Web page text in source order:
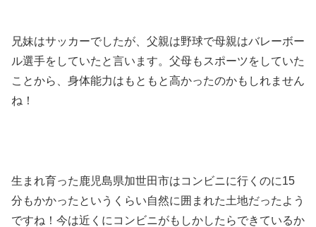
兄妹はサッカーでしたが、父親は野球で母親はバレーボー
ル選手をしていたと言います。父母もスポーツをしていた
ことから、身体能力はもともと高かったのかもしれません
ね！
生まれ育った鹿児島県加世田市はコンビニに行くのに15
分もかかったというくらい自然に囲まれた土地だったよう
ですね！今は近くにコンビニがもしかしたらできているか